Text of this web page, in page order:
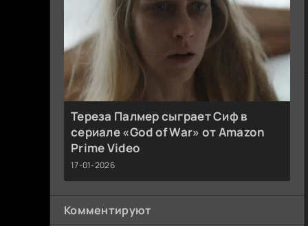
Тереза Палмер сыграет Сиф в
сериале «God of War» от Amazon
Prime Video
17-01-2026
Комментируют